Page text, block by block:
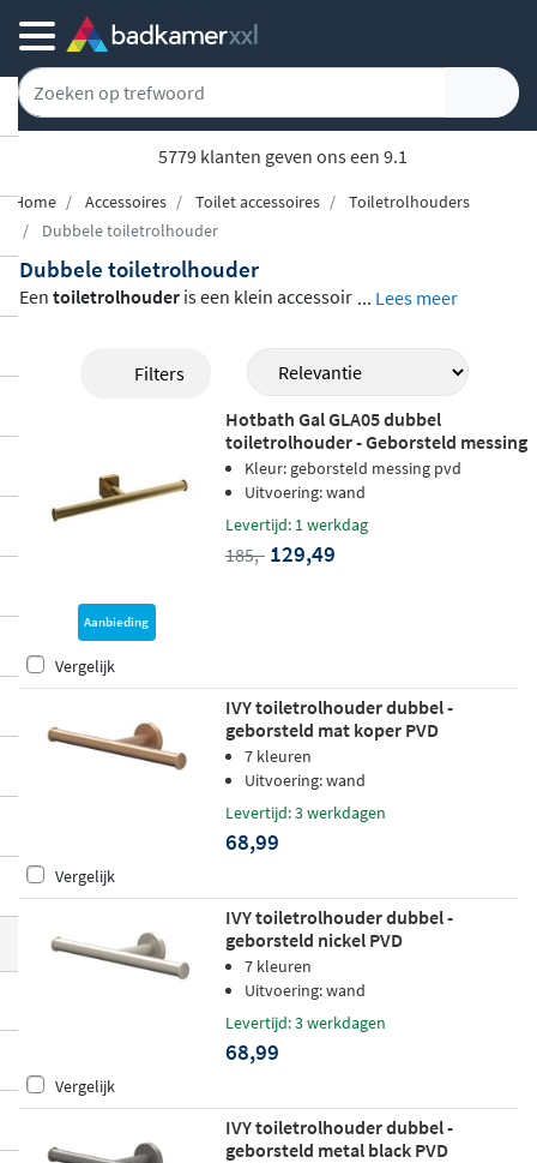
5779 klanten geven ons een 9.1
Home Accessoires Toilet accessoires
Toiletrolhouders
Dubbele toiletrolhouder
Dubbele toiletrolhouder
Een toiletrolhouder is een klein accessoir
toilet of badkamer. In dit assortiment vind
t u een uitgebreide keuze: van strakke mo
dellen zonder klep tot praktische dubbele
uitvoeringen en inbouwvarianten voor ee
n weggewerkte, verzorgde look.Merken al
s Geesa, Clou, Grohe, Hotbath en Smedb
brengen elk hun eigen stijl mee, zodat u
interieur en persoonlijke smaak.
... Lees meer
Filters
Aanbieding
Hotbath Gal GLA05 dubbel
toiletrolhouder - Geborsteld messing
PVDKleur: geborsteld messing pvd
Uitvoering: wand
Levertijd: 1 werkdag
185,- 129,49
Vergelijk
IVY toiletrolhouder dubbel -
geborsteld mat koper PVD
7 kleuren
Uitvoering: wand
Levertijd: 3 werkdagen
68,99
Vergelijk
IVY toiletrolhouder dubbel -
geborsteld nickel PVD
7 kleuren
Uitvoering: wand
Levertijd: 3 werkdagen
68,99
Vergelijk
IVY toiletrolhouder dubbel -
geborsteld metal black PVD